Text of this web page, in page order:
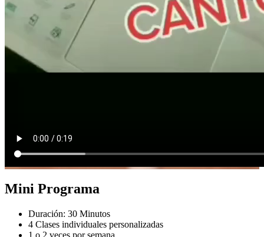
Mini Programa
Duración: 30 Minutos
4 Clases individuales personalizadas
1 o 2 veces por semana